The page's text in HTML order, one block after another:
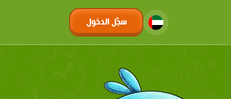
سجّل الدخول